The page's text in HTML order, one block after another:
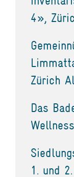
4»,
Zürich
Das
1. und